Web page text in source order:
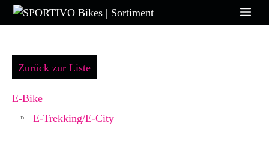
Zum
Inhalt
Zurück zur Liste
E-Bike
» E-Trekking/E-City